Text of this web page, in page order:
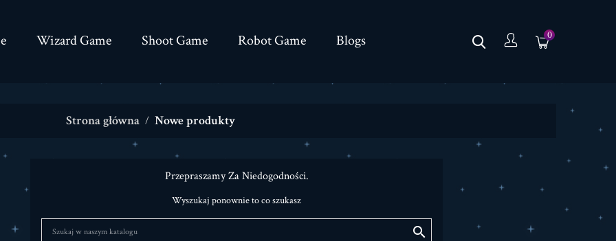
Wizard Game Shoot Game Robot Game Blogs 0
Strona główna Nowe produkty
Przepraszamy Za Niedogodności.
Wyszukaj ponownie to co szukasz
